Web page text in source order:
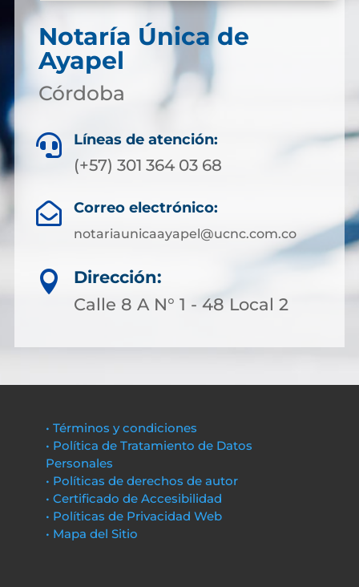
Notaría Única de
Ayapel
Córdoba
 Líneas de atención:
(+57) 301 364 03 68
 Correo electrónico:
notariaunicaayapel@ucnc.com.co

Dirección:
Calle 8 A N° 1 - 48 Local 2
• Términos y condiciones
• Política de Tratamiento de Datos
Personales
• Políticas de derechos de autor
• Certificado de Accesibilidad
• Políticas de Privacidad Web
• Mapa del Sitio